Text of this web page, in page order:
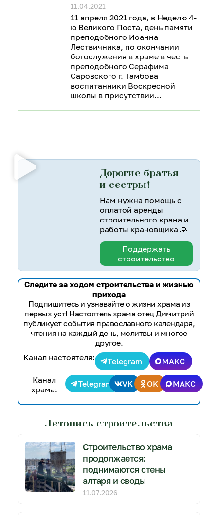
11.04.2021
11 апреля 2021 года, в Неделю 4-
ю Великого Поста, день памяти
преподобного Иоанна
Лествичника, по окончании
богослужения в храме в честь
преподобного Серафима
Саровского г. Тамбова
воспитанники Воскресной
школы в присутствии
Дорогие братья
и сестры!
Нам нужна помощь с
оплатой аренды
строительного крана и
работы крановщика 🙏
Поддержать
строительство
Следите за ходом строительства и жизнью
прихода
Подпишитесь и узнавайте о жизни храма из
первых уст! Настоятель храма отец Димитрий
публикует события православного календаря,
чтения на каждый день, молитвы и многое
другое.
Канал настоятеля:
Telegram
МАКС
Канал
храма:
Telegram VK OK МАКС
Летопись строительства
Строительство храма
продолжается:
поднимаются стены
алтаря и своды
11.07.2026